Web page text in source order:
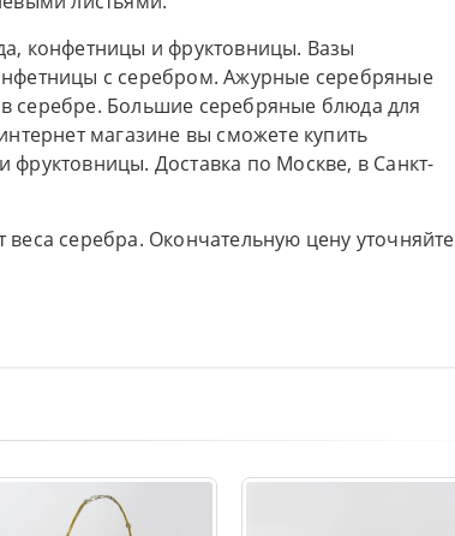
конфетницы и фруктовницы. Вазы
с серебром. Ажурные серебряные
серебре. Большие серебряные блюда для
магазине вы сможете купить
Доставка по Москве, в Санкт-
серебра. Окончательную цену уточняйте